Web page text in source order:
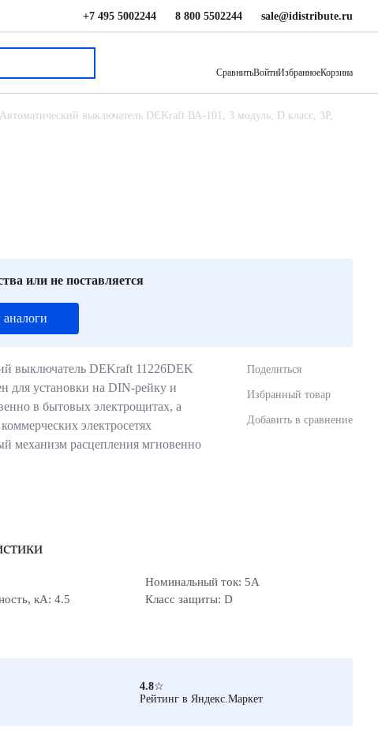
+7 495 5002244 8 800 5502244 sale@idistribute.ru
СравнитьВойтиИзбранноеКорзина
Автоматический выключатель DEKraft ВА-101, 3 модуль, D класс, 3P,
или не поставляется
аналоги
выключатель DEKraft 11226DEK
для установки на DIN-рейку и
в бытовых электрощитах, а
электросетях
механизм расцепления мгновенно
Поделиться
Избранный товар
Добавить в сравнение
Номинальный ток: 5А
кА: 4.5
Класс защиты: D
4.8☆
Рейтинг в Яндекс.Маркет